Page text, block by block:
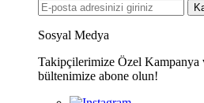
Sosyal Medya
Takipçilerimize Özel Kampanya
bültenimize abone olun!